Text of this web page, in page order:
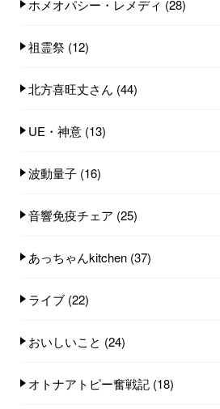
ホメオパシー・レメディ (28)
祖霊祭 (12)
北方喜旺丈さん (44)
UE・神意 (13)
波動量子 (16)
音響免疫チェア (25)
あっちゃんkitchen (37)
ライブ (22)
おいしいこと (24)
オトナアトピー奮戦記 (18)